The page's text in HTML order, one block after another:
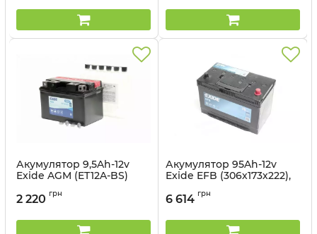
Акумулятор 9,5Ah-12v
Exide AGM (ET12A-BS)
Артикул:
2 220 грн
Акумулятор 95Ah-12v
Exide EFB (306х173х222),
Артикул:
6 614 грн